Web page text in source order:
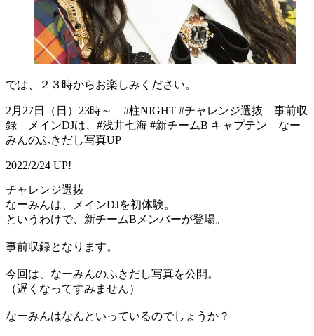
では、２３時からお楽しみください。
2月27日（日）23時～ #柱NIGHT #チャレンジ選抜 事前収
録 メインDJは、#浅井七海 #新チームB キャプテン なー
みんのふきだし写真UP
2022/2/24 UP!
チャレンジ選抜
なーみんは、メインDJを初体験。
というわけで、新チームBメンバーが登場。
事前収録となります。
今回は、なーみんのふきだし写真を公開。
（遅くなってすみません）
なーみんはなんといっているのでしょうか？